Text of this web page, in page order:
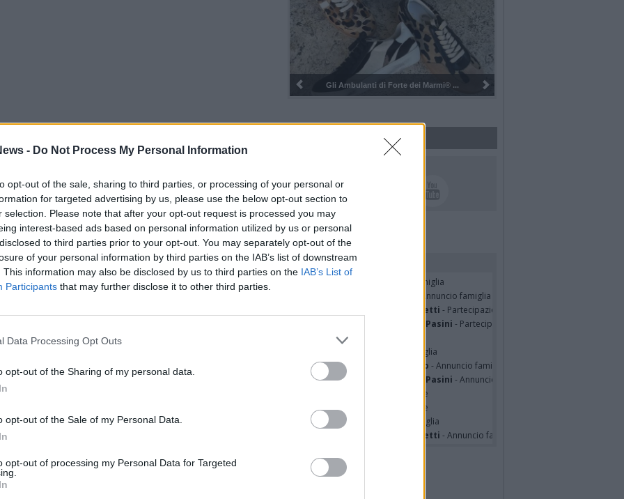
- Do Not Process My Personal Information
opt-out of the sale, sharing to third parties, or processing of your personal or
for targeted advertising by us, please use the below opt-out section to
selection. Please note that after your opt-out request is processed you may
interest-based ads based on personal information utilized by us or personal
to third parties prior to your opt-out. You may separately opt-out of the
of your personal information by third parties on the IAB’s list of downstream
This information may also be disclosed by us to third parties on the IAB’s List of
Participants that may further disclose it to other third parties.
Data Processing Opt Outs
opt-out of the Sharing of my personal data.
opt-out of the Sale of my Personal Data.
opt-out of processing my Personal Data for Targeted
Pulizia del bosco del Rugareto a ...
Ricordiamo i nostri cari
- Annuncio famiglia
- Annuncio famiglia
Gianfranco Schieroni Giacometti - Partecipazione
Clementina Martinenghi ved. Pasini - Partecipazione
Marian Jasik
- Annuncio famiglia
Teresa Squicciarini ved. Greco - Annuncio famiglia
Clementina Martinenghi ved. Pasini - Annuncio famiglia
- Partecipazione
Anthony Napoli
- Partecipazione
Anthony Napoli
- Annuncio famiglia
Gianfranco Schieroni Giacometti - Annuncio famiglia